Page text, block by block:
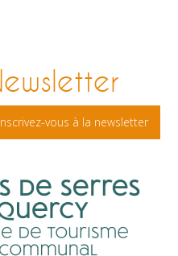
vous à la newsletter